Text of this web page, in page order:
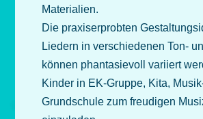
Materialien.
Die praxiserprobten
Liedern in verschiedenen Ton-
können phantasievoll variiert
Kinder in EK-Gruppe, Kita,
Grundschule zum freudigen